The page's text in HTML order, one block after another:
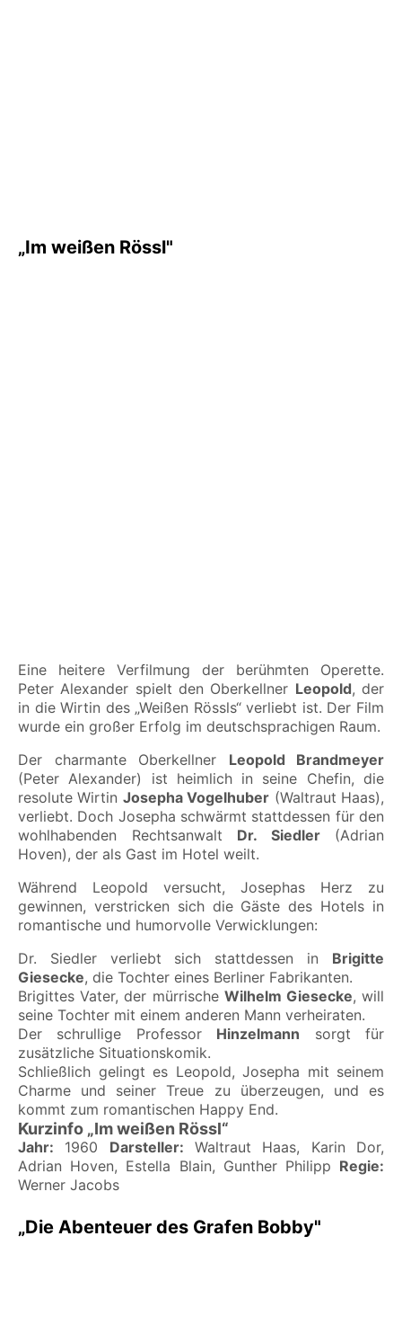
„Im weißen Rössl"
Eine heitere Verfilmung der berühmten Operette.
Peter Alexander spielt den Oberkellner Leopold, der
in die Wirtin des „Weißen Rössls“ verliebt ist. Der Film
wurde ein großer Erfolg im deutschsprachigen Raum.
Der charmante Oberkellner Leopold Brandmeyer
(Peter Alexander) ist heimlich in seine Chefin, die
resolute Wirtin Josepha Vogelhuber (Waltraut Haas),
verliebt. Doch Josepha schwärmt stattdessen für den
wohlhabenden Rechtsanwalt Dr. Siedler(Adrian
Hoven), der als Gast im Hotel weilt.
Während Leopold versucht, Josephas Herz zu
gewinnen, verstricken sich die Gäste des Hotels in
romantische und humorvolle Verwicklungen:
Dr. Siedler verliebt sich stattdessen in Brigitte
Giesecke, die Tochter eines Berliner Fabrikanten.
Brigittes Vater, der mürrische Wilhelm Giesecke, will
seine Tochter mit einem anderen Mann verheiraten.
Der schrullige Professor Hinzelmann sorgt für
zusätzliche Situationskomik.
Schließlich gelingt es Leopold, Josepha mit seinem
Charme und seiner Treue zu überzeugen, und es
kommt zum romantischen Happy End.
Kurzinfo „Im weißen Rössl“
Jahr: 1960 Darsteller: Waltraut Haas, Karin Dor,
Adrian Hoven, Estella Blain, Gunther Philipp Regie:
Werner Jacobs
„Die Abenteuer des Grafen Bobby"